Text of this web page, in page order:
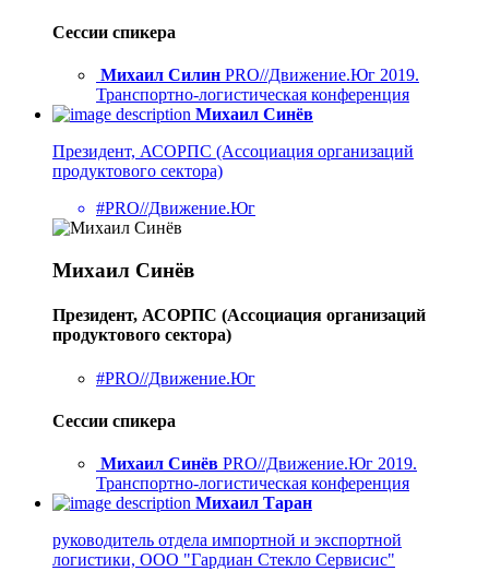
Сессии спикера
Михаил Силин PRO//Движение.Юг 2019.
Транспортно-логистическая конференция
Михаил Синёв
Президент, АСОРПС (Ассоциация организаций
продуктового сектора)
#PRO//Движение.Юг
Михаил Синёв
Президент, АСОРПС (Ассоциация организаций
продуктового сектора)
#PRO//Движение.Юг
Сессии спикера
Михаил Синёв PRO//Движение.Юг 2019.
Транспортно-логистическая конференция
Михаил Таран
руководитель отдела импортной и экспортной
логистики, ООО "Гардиан Стекло Сервисис"